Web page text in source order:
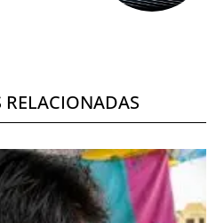
RELACIONADAS